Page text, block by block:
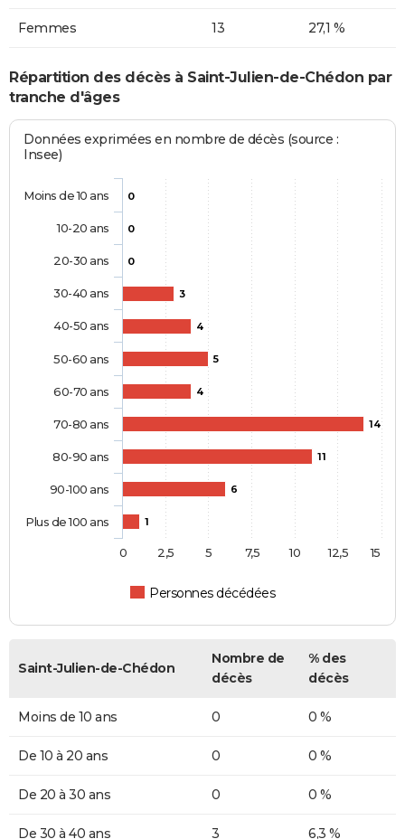
Femmes 13 27,1 %
Répartition des décès à Saint-Julien-de-Chédon par
tranche d'âges
Données exprimées en nombre de décès (source :
Insee)
0
0
0
3
4
5
4
14
11
6
1
Personnes décédées
Moins de 10 ans
10-20 ans
20-30 ans
30-40 ans
40-50 ans
50-60 ans
60-70 ans
70-80 ans
80-90 ans
90-100 ans
Plus de 100 ans
0 2,5 5 7,5 10 12,5 15
Saint-Julien-de-Chédon
Nombre de
décès
% des
décès
Moins de 10 ans 0 0 %
De 10 à 20 ans 0 0 %
De 20 à 30 ans 0 0 %
De 30 à 40 ans 3 6,3 %